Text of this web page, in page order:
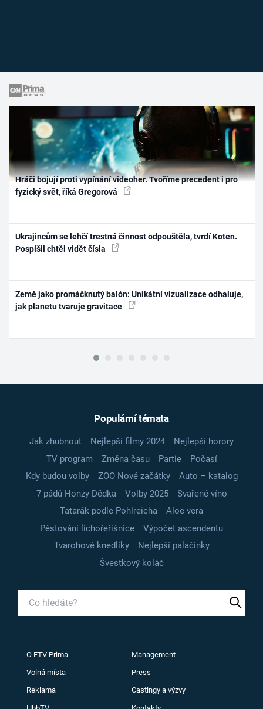
Hráči bojují proti vypínání videoher. Tvoříme precedent i pro
fyzický svět, říká Gregorová
Ukrajincům se lehčí trestná činnost odpouštěla, tvrdí Koten.
Pospíšil chtěl vidět čísla
Země jako promáčknutý balón: Unikátní vizualizace odhaluje,
jak planetu tvaruje gravitace
Populární témata
Jak zhubnout Nejlepší filmy 2024
Nejlepší horory
TV program
Změna času Partie
Počasí
Kdy budou volby
ZOO Nové začátky
Auto – katalog
7 pádů Honzy Dědka
Volby 2025
Svařené víno
Tatarák podle Pohlreicha
Aloe vera
Pěstování lichořeřišnice
Výpočet ascendentu
Tvarohové knedlíky
Nejlepší palačinky
Švestkový koláč
O FTV Prima Management
Volná místa Press
Reklama Castingy a výzvy